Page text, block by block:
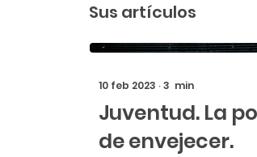
Sus artículos
10 feb 2023 ∙3 min
Juventud. La
de envejecer.